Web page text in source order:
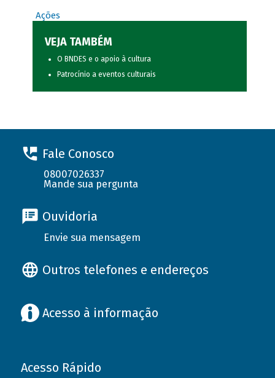
Ações
VEJA TAMBÉM
O BNDES e o apoio à cultura
Patrocínio a eventos culturais
Fale Conosco
08007026337
Mande sua pergunta
Ouvidoria
Envie sua mensagem
Outros telefones e endereços
Acesso à informação
Acesso Rápido